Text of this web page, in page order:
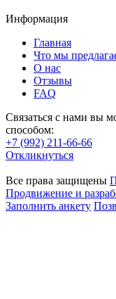
Информация
Главная
Что мы
О нас
Отзывы
FAQ
Связаться с нами вы
способом:
+7 (992) 211-66-66
Откликнуться
Все права защищены
Продвижение и
Заполнить анкету